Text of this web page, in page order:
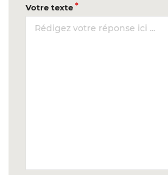
Votre texte